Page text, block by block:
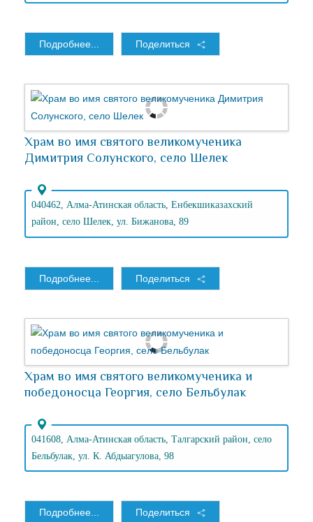
Подробнее... Поделиться
Храм во имя святого великомученика
Димитрия Солунского, село Шелек
040462, Алма-Атинская область, Енбекшиказахский
район, село Шелек, ул. Бижанова, 89
Подробнее... Поделиться
Храм во имя святого великомученика и
победоносца Георгия, село Бельбулак
041608, Алма-Атинская область, Талгарский район, село
Бельбулак, ул. К. Абдыагулова, 98
Подробнее... Поделиться